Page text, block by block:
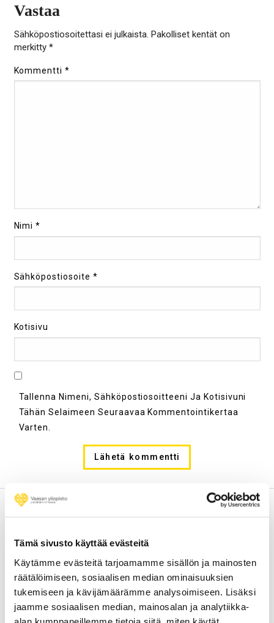
Tämä sivusto käyttää evästeitä
Käytämme evästeitä tarjoamamme sisällön ja mainosten
räätälöimiseen, sosiaalisen median ominaisuuksien
tukemiseen ja kävijämäärämme analysoimiseen. Lisäksi
jaamme sosiaalisen median, mainosalan ja analytiikka-
Vastaa
Sähköpostiosoitettasi ei julkaista. Pakolliset kentät on
merkitty *
Kommentti*
Nimi*
Sähköpostiosoite *
Kotisivu
Tallenna Nimeni, Sähköpostiosoitteeni Ja Kotisivuni
Tähän Selaimeen Seuraavaa Kommentointikertaa
Varten.
Viimeisimmät artikkelit